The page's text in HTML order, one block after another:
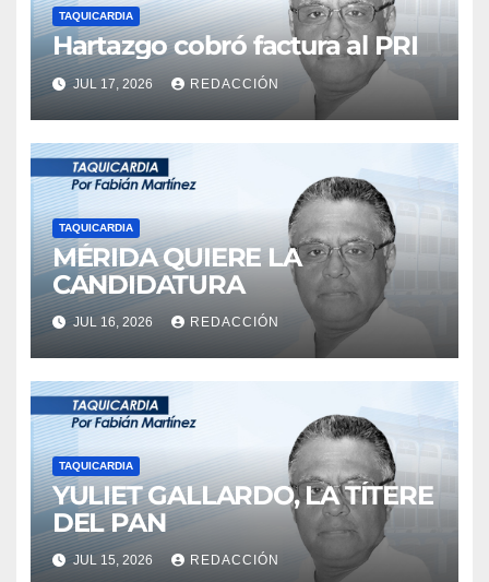
TAQUICARDIA
Hartazgo cobró factura al PRI
JUL 17, 2026 REDACCIÓN
TAQUICARDIA
MÉRIDA QUIERE LA
CANDIDATURA
JUL 16, 2026 REDACCIÓN
TAQUICARDIA
YULIET GALLARDO, LA TÍTERE
DEL PAN
JUL 15, 2026 REDACCIÓN